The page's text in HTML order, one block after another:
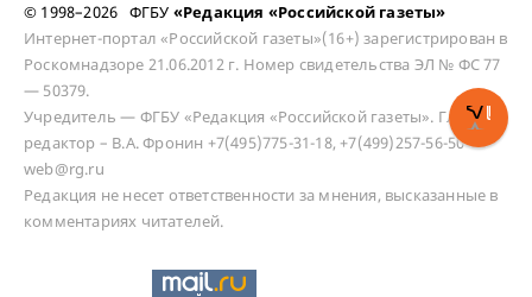
© 1998–2026 ФГБУ «Редакция «Российской газеты»
Интернет-портал «Российской газеты»(16+) зарегистрирован в
Роскомнадзоре 21.06.2012 г. Номер свидетельства ЭЛ № ФС 77
— 50379.
Учредитель — ФГБУ «Редакция «Российской газеты». Главный
редактор – В.А. Фронин +7(495)775-31-18, +7(499)257-56-50
web@rg.ru
Редакция не несет ответственности за мнения, высказанные в
комментариях читателей.